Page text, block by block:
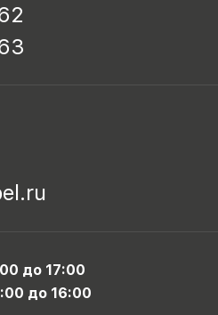
до 17:00
до 16:00